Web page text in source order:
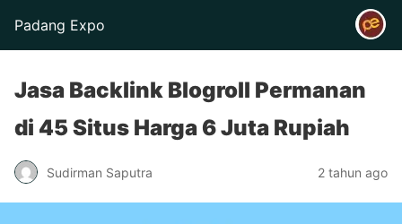
Padang Expo
Jasa Backlink Blogroll Permanan
di 45 Situs Harga 6 Juta Rupiah
Sudirman Saputra 2 tahun ago